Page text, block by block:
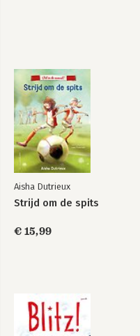
Aisha Dutrieux
Strijd om de spits
€ 15,99